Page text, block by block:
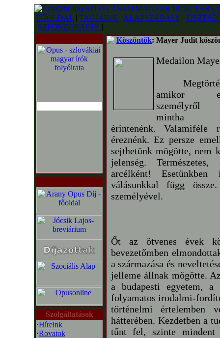
FŐOLDAL | TAGJAINK | ALAPSZABÁLY |
| SZPONZORAINK |
Szolgáltatások
·Híreink
·Rovatok
Köszöntők: Mayer Judit
Medailon
amikor
személyről
mintha
érintenénk. Valamiféle
éreznénk. Ez persze
sejthetünk mögötte, nem
jelenség.
arcélként!
válásunkkal függ
személyével.
Őt az ötvenes évek
bevezetőmben
a származása és
jelleme állnak mögötte.
a budapesti egyetem,
folyamatos irodalmi-
történelmi értelemben
hátterében. Kezdetben a
tűnt fel, szinte mindent